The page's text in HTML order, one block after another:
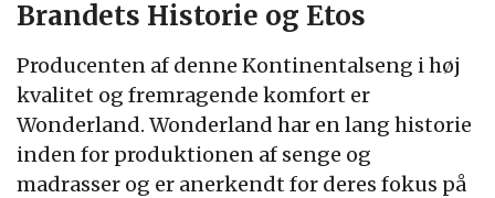
Brandets Historie og Etos
Producenten af denne Kontinentalseng i høj
kvalitet og fremragende komfort er
Wonderland. Wonderland har en lang historie
inden for produktionen af senge og
madrasser og er anerkendt for deres fokus på